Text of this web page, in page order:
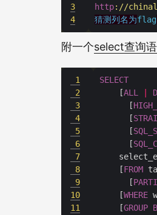
3
4
http://
猜测列名为flag
附一个select查询
1
2
3
4
5
6
7
8
9
10
11
SELECT
    [
ALL
      [
      [
      [
      [
    [
FROM
      [
    [
WHERE
    [
GROUP